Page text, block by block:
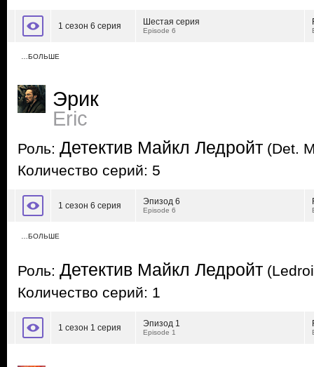
1 сезон 6 серия Шестая серия
Episode 6
…БОЛЬШЕ
Эрик
Eric
Роль: Детектив Майкл Ледройт (Det.
Количество серий: 5
1 сезон 6 серия Эпизод 6
Episode 6
…БОЛЬШЕ
Роль: Детектив Майкл Ледройт
Количество серий: 1
1 сезон 1 серия Эпизод 1
Episode 1